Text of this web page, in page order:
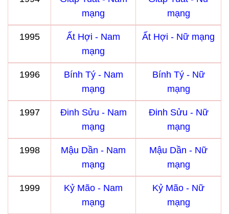
mạng
mạng
1995
Ất Hợi - Nam
mạng
Ất Hợi - Nữ mạng
1996
Bính Tý - Nam
mạng
Bính Tý - Nữ
mạng
1997
Đinh Sửu - Nam
mạng
Đinh Sửu - Nữ
mạng
1998
Mậu Dần - Nam
mạng
Mậu Dần - Nữ
mạng
1999
Kỷ Mão - Nam
mạng
Kỷ Mão - Nữ
mạng